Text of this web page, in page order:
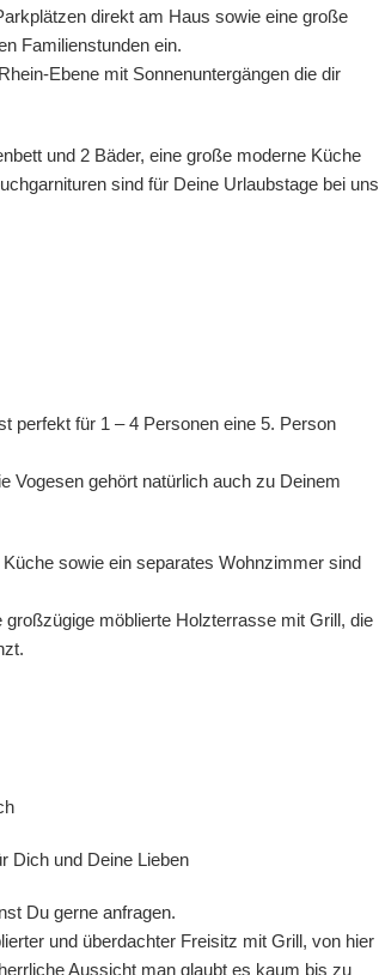
direkt am Haus sowie eine große
Familienstunden ein.
Ebene mit Sonnenuntergängen die dir
und 2 Bäder, eine große moderne Küche
sind für Deine Urlaubstage bei uns
perfekt für 1 – 4 Personen eine 5. Person
Vogesen gehört natürlich auch zu Deinem
sowie ein separates Wohnzimmer sind
möblierte Holzterrasse mit Grill, die
Dich und Deine Lieben
Du gerne anfragen.
und überdachter Freisitz mit Grill, von hier
Aussicht man glaubt es kaum bis zu